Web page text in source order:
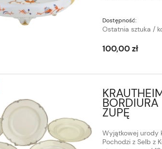
Dostępność:
Ostatnia sztuka /
100,00 zł
ZUPĘ
Wyjątkowej urody
Pochodzi z Selb z